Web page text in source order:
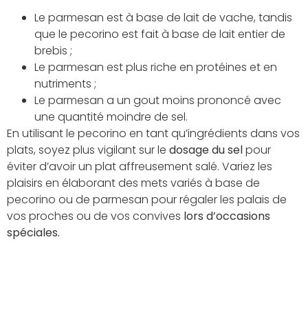
Le parmesan est à base de lait de vache, tandis
que le pecorino est fait à base de lait entier de
brebis ;
Le parmesan est plus riche en protéines et en
nutriments ;
Le parmesan a un gout moins prononcé avec
une quantité moindre de sel.
En utilisant le pecorino en tant qu’ingrédients dans vos
plats, soyez plus vigilant sur le dosage du selpour
éviter d’avoir un plat affreusement salé. Variez les
plaisirs en élaborant des mets variés à base de
pecorino ou de parmesan pour régaler les palais de
vos proches ou de vos convives lors d’occasions
spéciales.